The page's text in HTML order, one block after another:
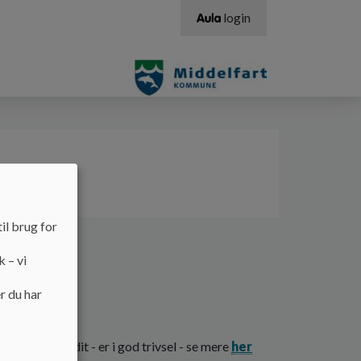
login
- også dit - er i god trivsel - se mere her
brug for
– vi
du har